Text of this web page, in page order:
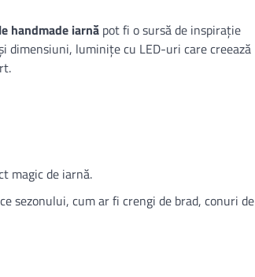
handmade iarnă pot fi o sursă de inspirație
dimensiuni, luminițe cu LED-uri care creează
magic de iarnă.
sezonului, cum ar fi crengi de brad, conuri de